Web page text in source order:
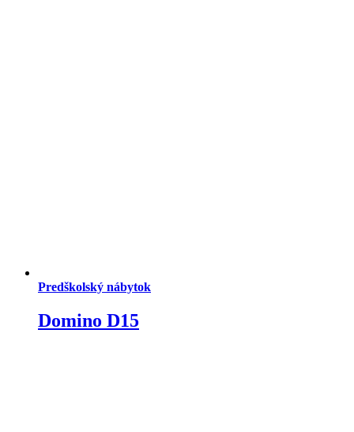
Predškolský nábytok
Domino D15